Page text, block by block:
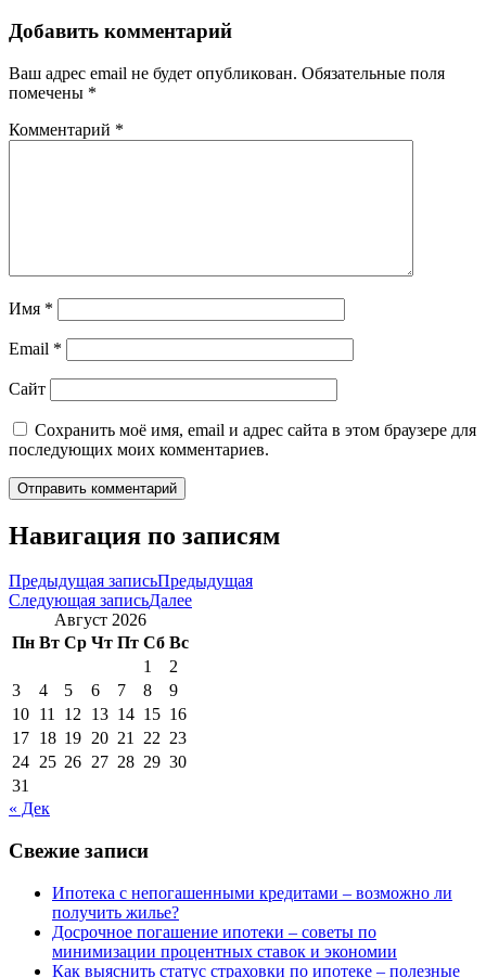
Добавить комментарий
Ваш адрес email не будет опубликован. Обязательные поля
помечены *
Комментарий *
Имя *
Email *
Сайт
Сохранить моё имя, email и адрес сайта в этом браузере для
последующих моих комментариев.
Навигация по записям
Предыдущая записьПредыдущая
Следующая записьДалее
Август 2026
Пн Вт Ср Чт Пт Сб Вс
1
2
3
4 5 6 7 8
9
10 11 12 13 14 15 16
17 18 19 20 21 22 23
24 25 26 27 28 29 30
31
« Дек
Свежие записи
Ипотека с непогашенными кредитами – возможно ли
получить жилье?
Досрочное погашение ипотеки – советы по
минимизации процентных ставок и экономии
Как выяснить статус страховки по ипотеке – полезные